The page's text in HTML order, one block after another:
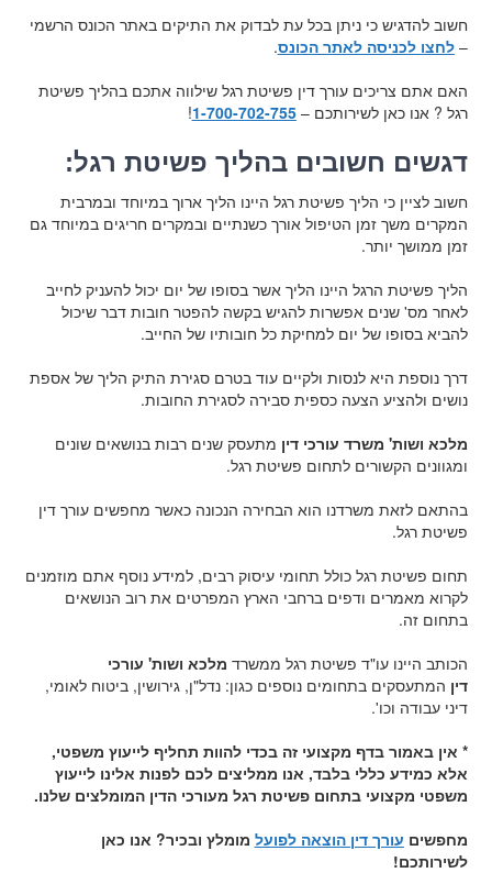
חשוב להדגיש כי ניתן בכל עת לבדוק את התיקים באתר הכונס הרשמי
–לחצו לכניסה לאתר הכונס.
האם אתם צריכים עורך דין פשיטת רגל שילווה אתכם בהליך פשיטת
רגל ? אנו כאן לשירותכם –1-700-702-755
!
דגשים חשובים בהליך פשיטת רגל:
חשוב לציין כי הליך פשיטת רגל היינו הליך ארוך במיוחד ובמרבית
המקרים משך זמן הטיפול אורך כשנתיים ובמקרים חריגים במיוחד גם
זמן ממושך יותר.
הליך פשיטת הרגל היינו הליך אשר בסופו של יום יכול להעניק לחייב
לאחר מס' שנים אפשרות להגיש בקשה להפטר חובות דבר שיכול
להביא בסופו של יום למחיקת כל חובותיו של החייב.
דרך נוספת היא לנסות ולקיים עוד בטרם סגירת התיק הליך של אספת
נושים ולהציע הצעה כספית סבירה לסגירת החובות.
מלכא ושות' משרד עורכי דין מתעסק שנים רבות בנושאים שונים
ומגוונים הקשורים לתחום פשיטת רגל.
בהתאם לזאת משרדנו הוא הבחירה הנכונה כאשר מחפשים עורך דין
פשיטת רגל.
תחום פשיטת רגל כולל תחומי עיסוק רבים, למידע נוסף אתם מוזמנים
לקרוא מאמרים ודפים ברחבי הארץ המפרטים את רוב הנושאים
בתחום זה.
הכותב היינו עו"ד פשיטת רגל ממשרד מלכא ושות' עורכי
דין המתעסקים בתחומים נוספים כגון: נדל"ן, גירושין, ביטוח לאומי,
דיני עבודה וכו'.
* אין באמור בדף מקצועי זה בכדי להוות תחליף לייעוץ משפטי,
אלא כמידע כללי בלבד, אנו ממליצים לכם לפנות אלינו לייעוץ
משפטי מקצועי בתחום פשיטת רגל מעורכי הדין המומלצים שלנו.
מחפשים עורך דין הוצאה לפועל מומלץ ובכיר? אנו כאן
לשירותכם!